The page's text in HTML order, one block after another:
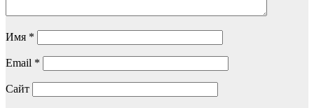
Имя *
Email *
Сайт